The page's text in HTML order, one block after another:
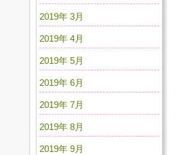
2019年 3月
2019年 4月
2019年 5月
2019年 6月
2019年 7月
2019年 8月
2019年 9月